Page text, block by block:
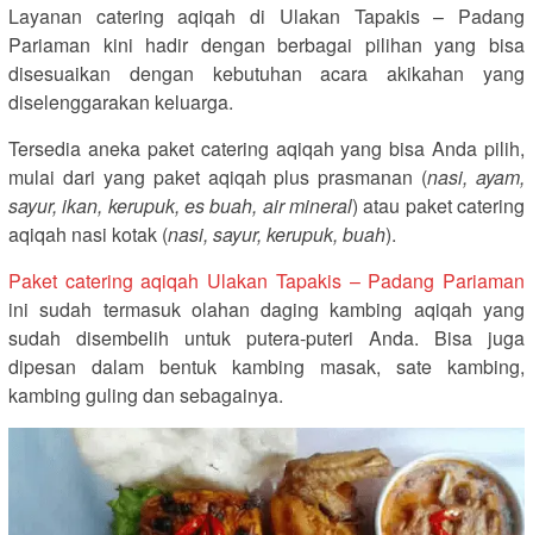
Layanan catering aqiqah di Ulakan Tapakis – Padang
Pariaman kini hadir dengan berbagai pilihan yang bisa
disesuaikan dengan kebutuhan acara akikahan yang
diselenggarakan keluarga.
Tersedia aneka paket catering aqiqah yang bisa Anda pilih,
mulai dari yang paket aqiqah plus prasmanan (nasi, ayam,
sayur, ikan, kerupuk, es buah, air mineral) atau paket catering
aqiqah nasi kotak (nasi, sayur, kerupuk, buah).
Paket catering aqiqah Ulakan Tapakis – Padang Pariaman
ini sudah termasuk olahan daging kambing aqiqah yang
sudah disembelih untuk putera-puteri Anda. Bisa juga
dipesan dalam bentuk kambing masak, sate kambing,
kambing guling dan sebagainya.